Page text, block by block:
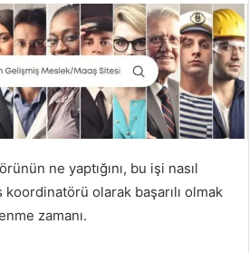
ne yaptığını, bu işi nasıl
koordinatörü olarak başarılı olmak
zamanı.